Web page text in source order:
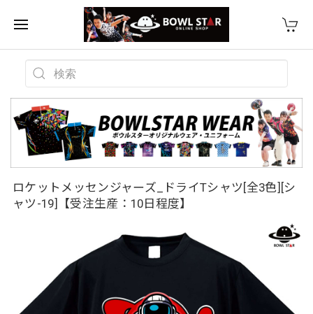
ロケットメッセンジャーズ_ドライTシャツ[全3色][シ
ャツ-19]【受注生産：10日程度】